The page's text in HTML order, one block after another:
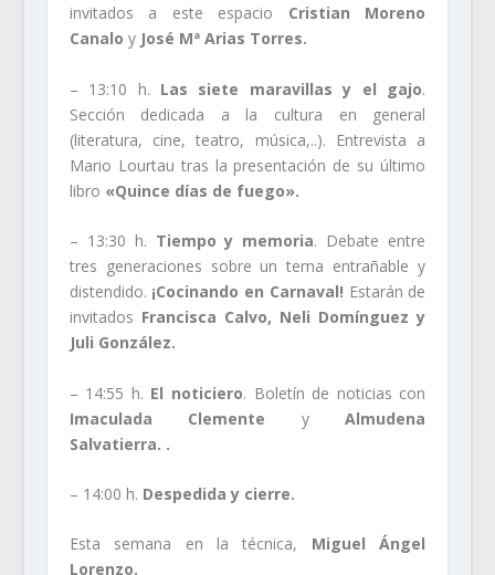
invitados a este espacio Cristian Moreno
Canalo yJosé Mª Arias Torres.
– 13:10 h. Las siete maravillas y el gajo.
Sección dedicada a la cultura en general
(literatura, cine, teatro, música,..). Entrevista a
Mario Lourtau tras la presentación de su último
libro «Quince días de fuego».
– 13:30 h. Tiempo y memoria. Debate entre
tres generaciones sobre un tema entrañable y
distendido. ¡Cocinando en Carnaval! Estarán de
invitados Francisca Calvo, Neli Domínguez y
Juli González.
– 14:55 h. El noticiero. Boletín de noticias con
Imaculada Clemente yAlmudena
Salvatierra. .
– 14:00 h. Despedida y cierre.
Esta semana en la técnica, Miguel Ángel
Lorenzo.